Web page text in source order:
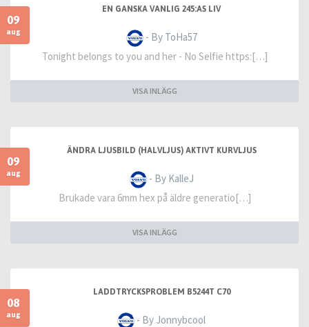
09
aug
EN GANSKA VANLIG 245:AS LIV
- By ToHa57
Tonight belongs to you and her - No Selfie https:[…]
VISA INLÄGG
09
aug
ÄNDRA LJUSBILD (HALVLJUS) AKTIVT KURVLJUS
- By KalleJ
Brukade vara 6mm hex på äldre generatio[…]
VISA INLÄGG
08
aug
LADDTRYCKSPROBLEM B5244T C70
- By Jonnybcool